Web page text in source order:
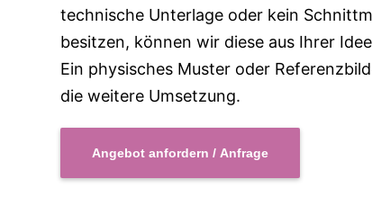
technische Unterlage oder kein
besitzen, können wir diese aus Ihrer
Ein physisches Muster oder
die weitere Umsetzung.
Angebot anfordern / Anfrage